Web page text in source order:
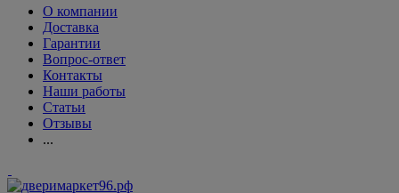
О компании
Доставка
Гарантии
Вопрос-ответ
Контакты
Наши работы
Статьи
Отзывы
...